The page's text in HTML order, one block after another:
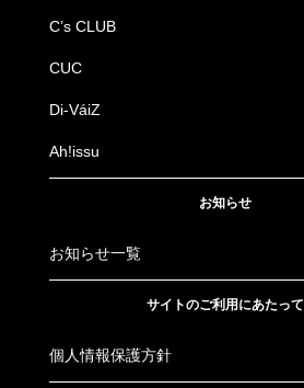
C’s CLUB
CUC
Di-VáiZ
Ah!issu
お知らせ
お知らせ一覧
サイトのご利用にあたって
個人情報保護方針